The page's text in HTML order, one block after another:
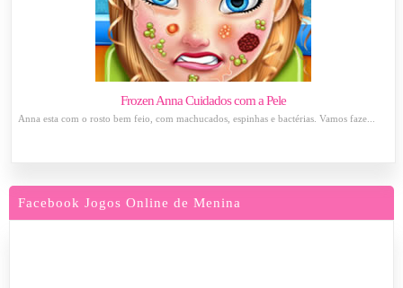
Frozen Anna Cuidados com a Pele
Anna esta com o rosto bem feio, com machucados, espinhas e bactérias. Vamos faze...
Facebook Jogos Online de Menina